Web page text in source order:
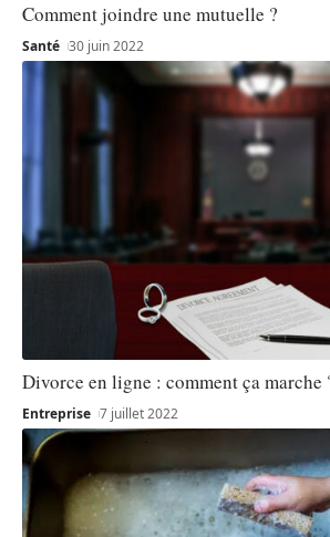
Comment joindre une mutuelle ?
Santé 30 juin 2022
Divorce en ligne : comment ça marche
Entreprise 7 juillet 2022